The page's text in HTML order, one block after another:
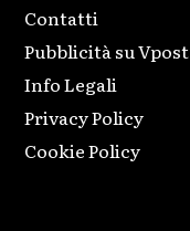
Contatti
Pubblicità su Vpost
Info Legali
Privacy Policy
Cookie Policy